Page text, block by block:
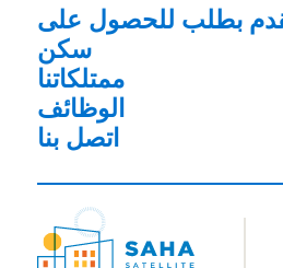
بطلب للحصول على
سكن
ممتلكاتنا
الوظائف
اتصل بنا